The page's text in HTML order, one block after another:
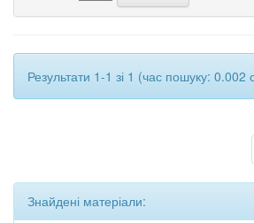
Результати 1-1 зі 1 (час пошуку: 0.002
Знайдені матеріали: